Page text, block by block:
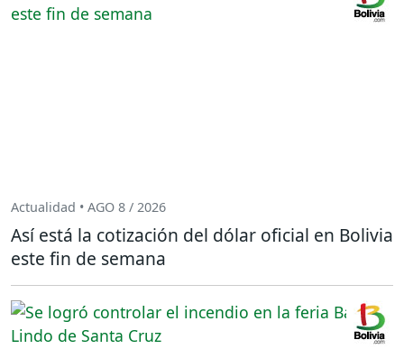
Actualidad • AGO 8 / 2026
Así está la cotización del dólar oficial en Bolivia
este fin de semana